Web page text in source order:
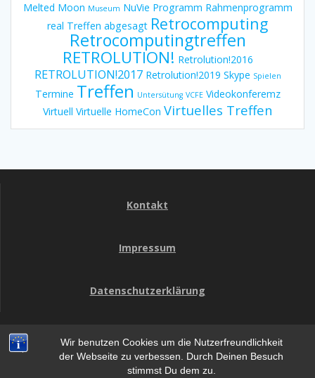
Wir benutzen Cookies um die Nutzerfreundlichkeit
der Webseite zu verbessen. Durch Deinen Besuch
stimmst Du dem zu.
Melted Moon Museum NuVie Programm Rahmenprogramm
real Treffen abgesagt Retrocomputing
Retrocomputingtreffen
RETROLUTION! Retrolution!2016
RETROLUTION!2017 Retrolution!2019 Skype Spielen
Termine Treffen Untersütung VCFE Videokonferemz
Virtuell Virtuelle HomeCon Virtuelles Treffen
Kontakt
Impressum
Datenschutzerklärung
HomeCon